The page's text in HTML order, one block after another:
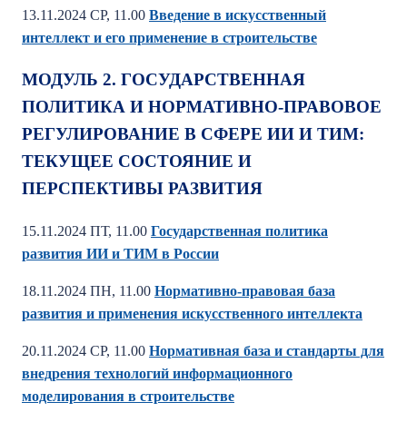
13.11.2024 СР, 11.00 Введение в искусственный
интеллект и его применение в строительстве
МОДУЛЬ 2. ГОСУДАРСТВЕННАЯ
ПОЛИТИКА И НОРМАТИВНО-ПРАВОВОЕ
РЕГУЛИРОВАНИЕ В СФЕРЕ ИИ И ТИМ:
ТЕКУЩЕЕ СОСТОЯНИЕ И
ПЕРСПЕКТИВЫ РАЗВИТИЯ
15.11.2024 ПТ, 11.00 Государственная политика
развития ИИ и ТИМ в России
18.11.2024 ПН, 11.00 Нормативно-правовая база
развития и применения искусственного интеллекта
20.11.2024 СР, 11.00 Нормативная база и стандарты для
внедрения технологий информационного
моделирования в строительстве